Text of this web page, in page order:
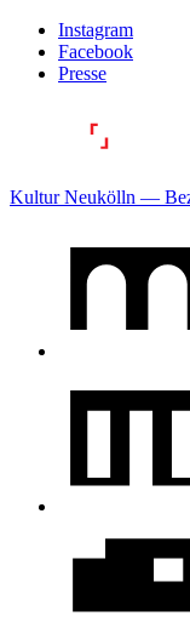
Instagram
Facebook
Presse
Kultur Neukölln —